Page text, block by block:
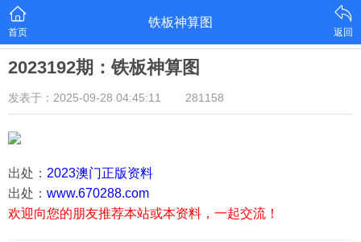
首页
铁板神算图
返回
2023192期：铁板神算图
发表于：2025-09-28 04:45:11 281158
出处： 2023澳门正版资料
出处： www.670288.com
欢迎向您的朋友推荐本站或本资料，一起交流！